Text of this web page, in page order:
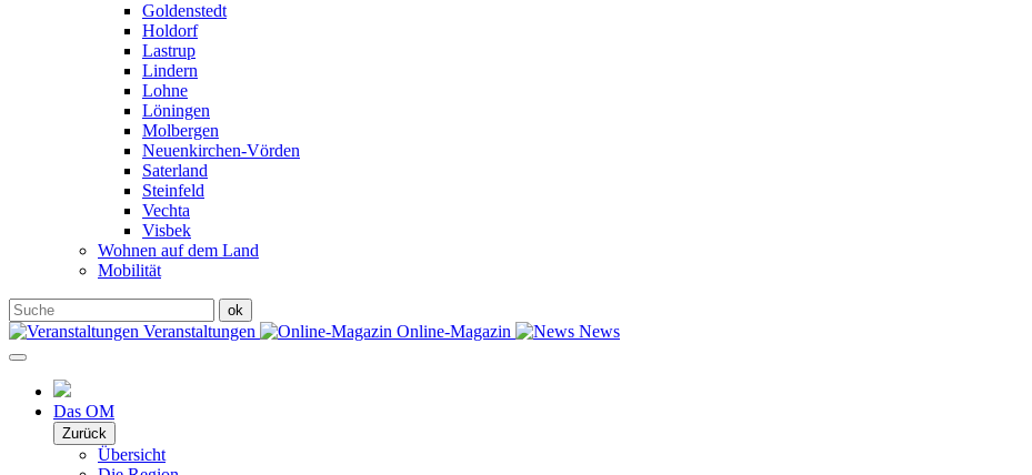
Goldenstedt
Holdorf
Lastrup
Lindern
Lohne
Löningen
Molbergen
Neuenkirchen-Vörden
Saterland
Steinfeld
Vechta
Visbek
Wohnen auf dem Land
Mobilität
Veranstaltungen Online-Magazin News
Das OM
Zurück
Übersicht